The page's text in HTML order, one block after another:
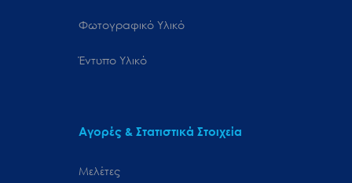
Φωτογραφικό Υλικό
Έντυπο Υλικό
Αγορές & Στατιστικά Στοιχεία
Μελέτες